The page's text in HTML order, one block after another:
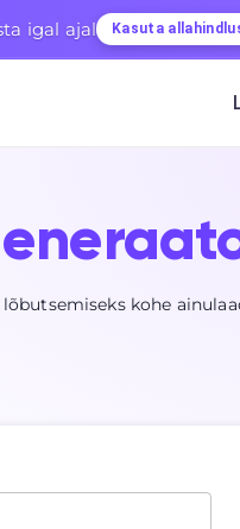
igal ajal Kasuta
kohe